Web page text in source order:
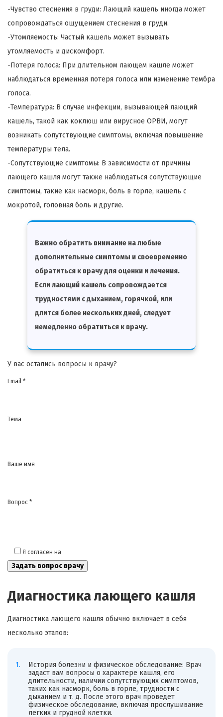
-Чувство стеснения в груди: Лающий кашель иногда может
сопровождаться ощущением стеснения в груди.
-Утомляемость: Частый кашель может вызывать
утомляемость и дискомфорт.
-Потеря голоса: При длительном лающем кашле может
наблюдаться временная потеря голоса или изменение тембра
голоса.
-Температура: В случае инфекции, вызывающей лающий
кашель, такой как коклюш или вирусное ОРВИ, могут
возникать сопутствующие симптомы, включая повышение
температуры тела.
-Сопутствующие симптомы: В зависимости от причины
лающего кашля могут также наблюдаться сопутствующие
симптомы, такие как насморк, боль в горле, кашель с
мокротой, головная боль и другие.
Важно обратить внимание на любые
дополнительные симптомы и своевременно
обратиться к врачу для оценки и лечения.
Если лающий кашель сопровождается
трудностями с дыханием, горячкой, или
длится более нескольких дней, следует
немедленно обратиться к врачу.
У вас остались вопросы к врачу?
Email *
Тема
Ваше имя
Вопрос *
Я согласен на
Диагностика лающего кашля
Диагностика лающего кашля обычно включает в себя
несколько этапов:
История болезни и физическое обследование: Врач
задаст вам вопросы о характере кашля, его
длительности, наличии сопутствующих симптомов,
таких как насморк, боль в горле, трудности с
дыханием и т. д. После этого врач проведет
физическое обследование, включая прослушивание
легких и грудной клетки.